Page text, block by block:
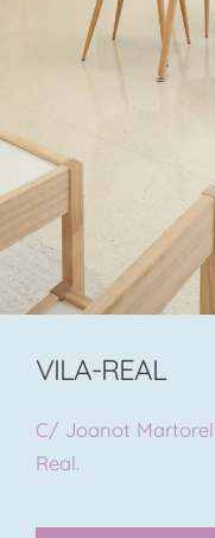
VILA-REAL
C/ Joanot
Real.